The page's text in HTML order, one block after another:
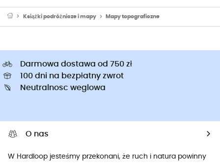
Książki podróżnicze i mapy Mapy topograficzne
Darmowa dostawa od 750 zł
100 dni na bezpłatny zwrot
Neutralnosc weglowa
O nas
W Hardloop jesteśmy przekonani, że ruch i natura powinny